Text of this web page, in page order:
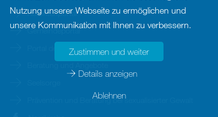
Kollektenportal
Gemeindeportal
Portal der Landessynode
Prävention und Beratung bei sexualisierter Gewalt
Nutzung unserer Webseite zu ermöglichen und
unsere Kommunikation mit Ihnen zu verbessern.
Zustimmen und weiter
Details anzeigen
Ablehnen